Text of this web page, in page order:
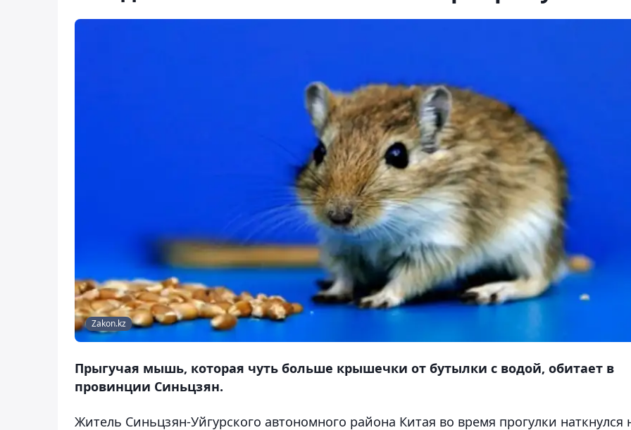
Zakon.kz
Прыгучая мышь, которая чуть больше крышечки от бутылки с водой, обитает в
провинции Синьцзян.
Житель Синьцзян-Уйгурского автономного района Китая во время прогулки наткнулся